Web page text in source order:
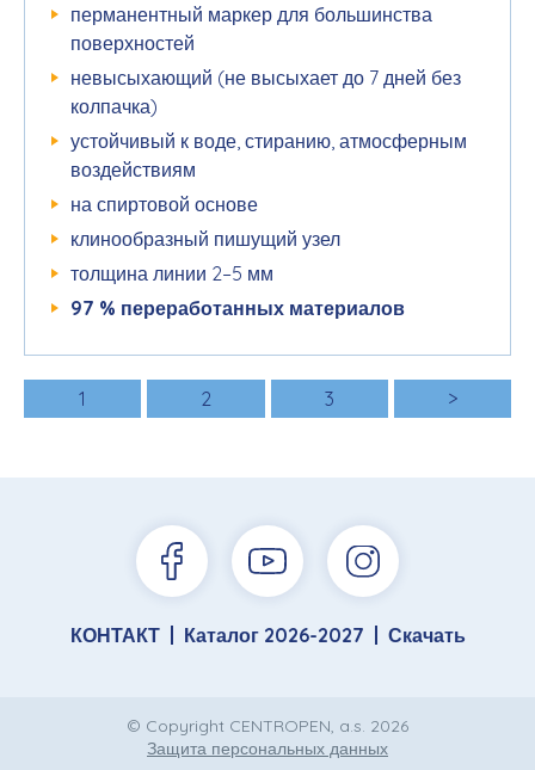
перманентный маркер для большинства
поверхностей
невысыхающий (не высыхает до 7 дней без
колпачка)
устойчивый к воде, стиранию, атмосферным
воздействиям
на спиртовой основе
клинообразный пишущий узел
толщина линии 2–5 мм
97 % переработанных материалов
1 2 3 >
КОНТАКТ Каталог 2026-2027 Скачать
© Copyright CENTROPEN, a.s. 2026
Защита персональных данных